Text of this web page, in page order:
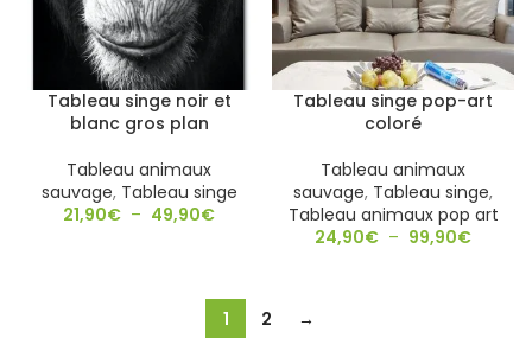
Tableau singe noir et
blanc gros plan
Tableau animaux
sauvage, Tableau singe
21,90€ – 49,90€
Tableau singe pop-art
coloré
Tableau animaux
sauvage, Tableau singe,
Tableau animaux pop art
24,90€ – 99,90€
1 2 →